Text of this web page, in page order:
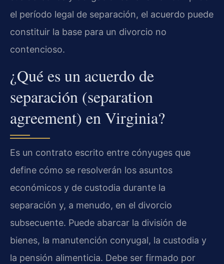
el período legal de separación, el acuerdo puede
constituir la base para un divorcio no
contencioso.
¿Qué es un acuerdo de
separación (separation
agreement) en Virginia?
Es un contrato escrito entre cónyuges que
define cómo se resolverán los asuntos
económicos y de custodia durante la
separación y, a menudo, en el divorcio
subsecuente. Puede abarcar la división de
bienes, la manutención conyugal, la custodia y
la pensión alimenticia. Debe ser firmado por